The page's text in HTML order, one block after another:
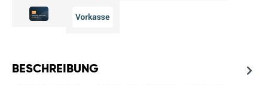
BESCHREIBUNG